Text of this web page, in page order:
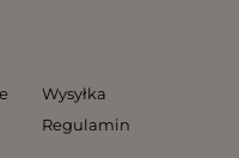
Wysyłka
Regulamin